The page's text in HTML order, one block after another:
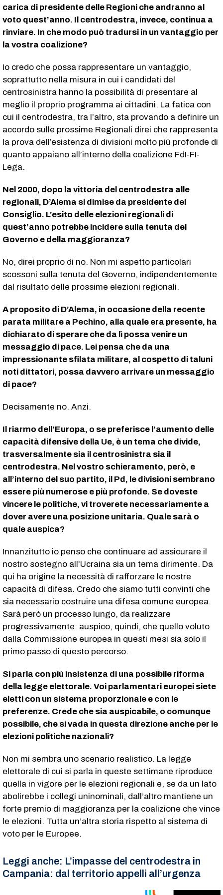
carica di presidente delle Regioni che andranno al
voto quest’anno. Il centrodestra, invece, continua a
rinviare. In che modo può tradursi in un vantaggio per
la vostra coalizione?
Io credo che possa rappresentare un vantaggio,
soprattutto nella misura in cui i candidati del
centrosinistra hanno la possibilità di presentare al
meglio il proprio programma ai cittadini. La fatica con
cui il centrodestra, tra l’altro, sta provando a definire un
accordo sulle prossime Regionali direi che rappresenta
la prova dell’esistenza di divisioni molto più profonde di
quanto appaiano all’interno della coalizione FdI-FI-
Lega.
Nel 2000, dopo la vittoria del centrodestra alle
regionali, D’Alema si dimise da presidente del
Consiglio. L’esito delle elezioni regionali di
quest’anno potrebbe incidere sulla tenuta del
Governo e della maggioranza?
No, direi proprio di no. Non mi aspetto particolari
scossoni sulla tenuta del Governo, indipendentemente
dal risultato delle prossime elezioni regionali.
A proposito di D’Alema, in occasione della recente
parata militare a Pechino, alla quale era presente, ha
dichiarato di sperare che da lì possa venire un
messaggio di pace. Lei pensa che da una
impressionante sfilata militare, al cospetto di taluni
noti dittatori, possa davvero arrivare un messaggio
di pace?
Decisamente no. Anzi.
Il riarmo dell’Europa, o se preferisce l’aumento delle
capacità difensive della Ue, è un tema che divide,
trasversalmente sia il centrosinistra sia il
centrodestra. Nel vostro schieramento, però, e
all’interno del suo partito, il Pd, le divisioni sembrano
essere più numerose e più profonde. Se doveste
vincere le politiche, vi troverete necessariamente a
dover avere una posizione unitaria. Quale sarà o
quale auspica?
Innanzitutto io penso che continuare ad assicurare il
nostro sostegno all’Ucraina sia un tema dirimente. Da
qui ha origine la necessità di rafforzare le nostre
capacità di difesa. Credo che siamo tutti convinti che
sia necessario costruire una difesa comune europea.
Sarà però un processo lungo, da realizzare
progressivamente: auspico, quindi, che quello voluto
dalla Commissione europea in questi mesi sia solo il
primo passo di questo percorso.
Si parla con più insistenza di una possibile riforma
della legge elettorale. Voi parlamentari europei siete
eletti con un sistema proporzionale e con le
preferenze. Crede che sia auspicabile, o comunque
possibile, che si vada in questa direzione anche per le
elezioni politiche nazionali?
Non mi sembra uno scenario realistico. La legge
elettorale di cui si parla in queste settimane riproduce
quella in vigore per le elezioni regionali e, se da un lato
abolirebbe i collegi uninominali, dall’altro mantiene un
forte premio di maggioranza per la coalizione che vince
le elezioni. Tutta un’altra storia rispetto al sistema di
voto per le Europee.
Leggi anche: L’impasse del centrodestra in
Campania: dal territorio appelli all’urgenza